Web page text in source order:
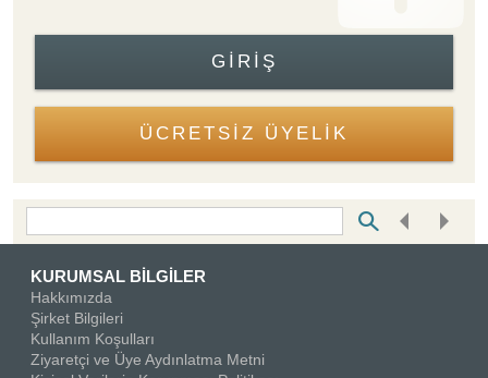
GIRIŞ
ÜCRETSİZ ÜYELİK
KURUMSAL BİLGİLER
Hakkımızda
Şirket Bilgileri
Kullanım Koşulları
Ziyaretçi ve Üye Aydınlatma Metni